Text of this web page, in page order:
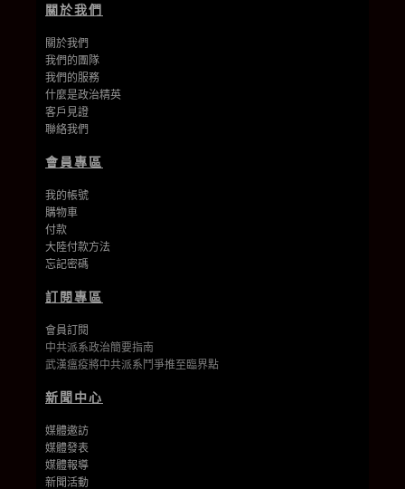
關於我們
關於我們
我們的團隊
我們的服務
什麼是政治精英
客戶見證
聯絡我們
會員專區
我的帳號
購物車
付款
大陸付款方法
忘記密碼
訂閱專區
會員訂閱
中共派系政治簡要指南
武漢瘟疫將中共派系鬥爭推至臨界點
新聞中心
媒體邀訪
媒體發表
媒體報導
新聞活動